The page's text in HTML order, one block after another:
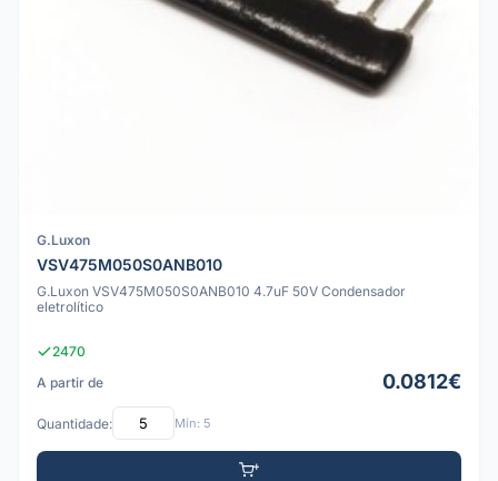
G.Luxon
VSV475M050S0ANB010
G.Luxon VSV475M050S0ANB010 4.7uF 50V Condensador
eletrolítico
2470
A partir de
0.0812€
Quantidade: Mín: 5